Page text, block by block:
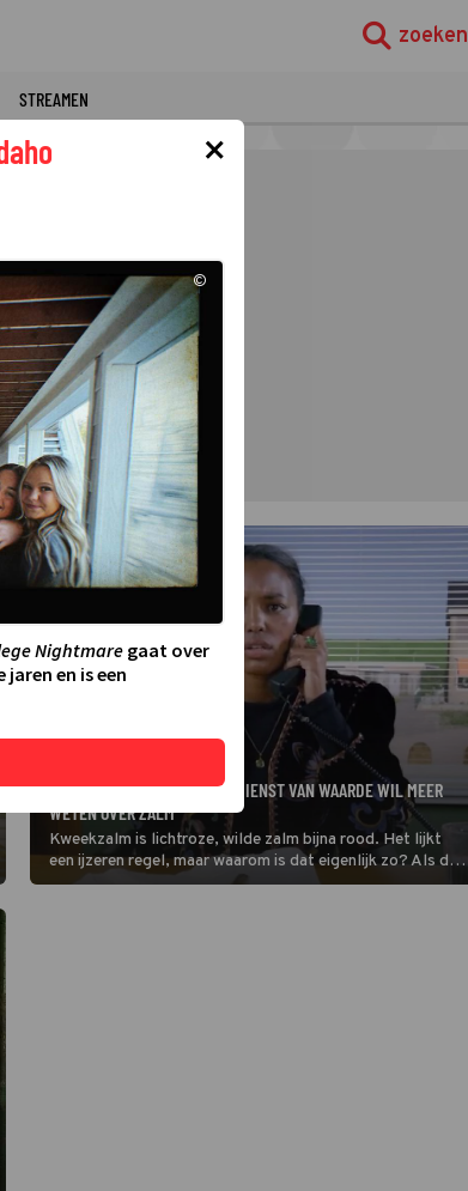
zoeken
STREAMEN
DE REDACTIE VAN KEURINGSDIENST VAN WAARDE WIL MEER
WETEN OVER ZALM
Kweekzalm is lichtroze, wilde zalm bijna rood. Het lijkt
een ijzeren regel, maar waarom is dat eigenlijk zo? Als de
redactie van Keuringsdienst van Waarde op onderzoek
×
©
Nightmaregaat over
en is een